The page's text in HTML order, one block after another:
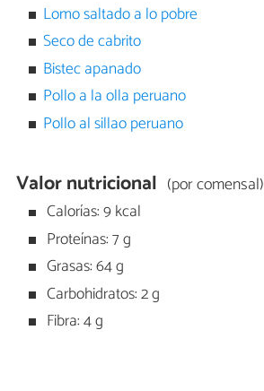
Lomo saltado a lo pobre
Seco de cabrito
Bistec apanado
Pollo a la olla peruano
Pollo al sillao peruano
Valor nutricional (por comensal)
Calorías: 9 kcal
Proteínas: 7 g
Grasas: 64 g
Carbohidratos: 2 g
Fibra: 4 g